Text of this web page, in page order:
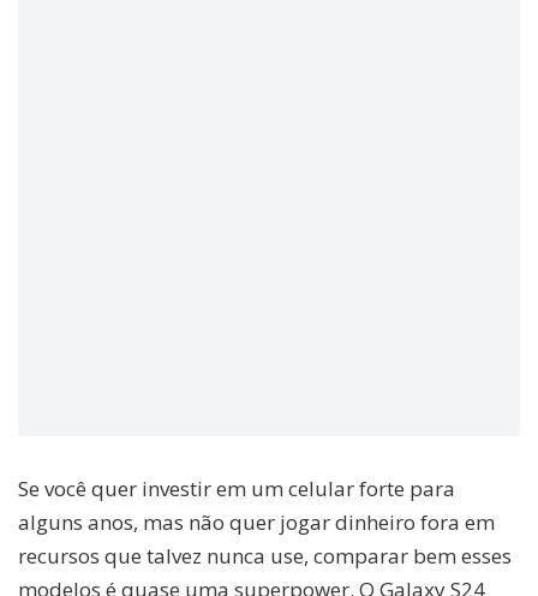
Se você quer investir em um celular forte para
alguns anos, mas não quer jogar dinheiro fora em
recursos que talvez nunca use, comparar bem esses
modelos é quase uma superpower. O Galaxy S24